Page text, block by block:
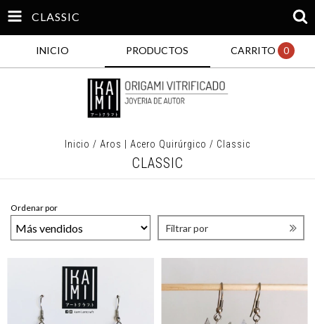
CLASSIC
INICIO PRODUCTOS CARRITO 0
Inicio / Aros | Acero Quirúrgico / Classic
CLASSIC
Ordenar por
Filtrar por